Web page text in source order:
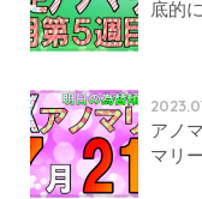
底的
アノ
マリ